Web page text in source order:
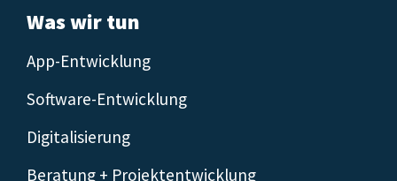
Was wir tun
App-Entwicklung
Software-Entwicklung
Digitalisierung
Beratung + Projektentwicklung